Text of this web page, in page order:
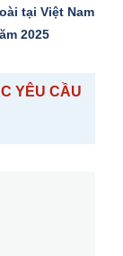
tại Việt Nam
2025
YÊU CẦU